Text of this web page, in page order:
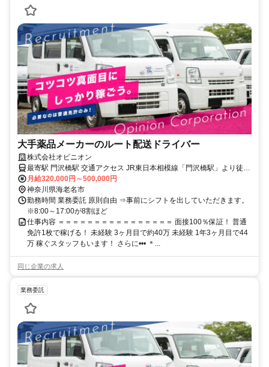
大手薬品メーカーのルート配送ドライバー
株式会社オピニオン
最寄駅 門沢橋駅 交通アクセス JR東日本相模線「門沢橋駅」より徒歩
12分 配送エリア：東京都・神奈川県
月給320,000円～500,000円
神奈川県海老名市
勤務時間 業務委託 原則自由 ⇒事前にシフトを出していただきます。
※8:00～17:00が8割ほど
仕事内容 ＝＝＝＝＝＝＝＝＝＝＝＝＝＝＝＝ 面接100％保証！ 普通
免許1枚で稼げる！ 未経験 3ヶ月目で約40万 未経験 1年3ヶ月目で44
万 稼ぐスタッフもいます！ さらに••• ＊...
同じ企業の求人
業務委託